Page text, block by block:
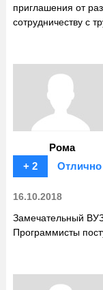
приглашения от
сотрудничеству с
Рома
+ 2
Отлично
16.10.2018
Замечательный
Программисты